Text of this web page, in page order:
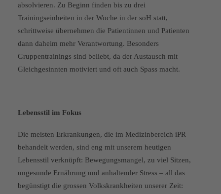
absolvieren. Zu Beginn finden bis zu drei
Trainingseinheiten in der Woche in der soH statt,
schrittweise übernehmen die Patientinnen und Patienten
dann daheim mehr Verantwortung. Besonders
Gruppentrainings sind beliebt, da der Austausch mit
Gleichgesinnten motiviert und oft auch Spass macht.
Lebensstil im Fokus
Die meisten Erkrankungen, die im Medizinbereich iPR
behandelt werden, sind eng mit unserem heutigen
Lebensstil verknüpft: Bewegungsmangel, zu viel Sitzen,
ungesunde Ernährung und anhaltender Stress – all das
begünstigt die grossen Volkskrankheiten unserer Zeit: